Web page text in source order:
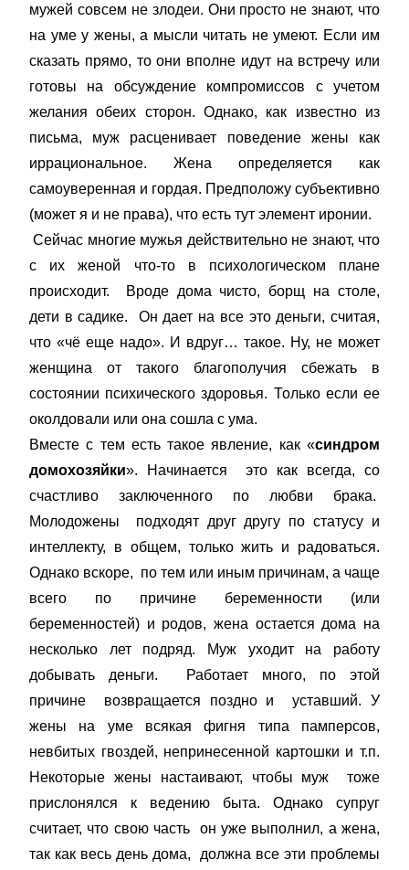
мужей совсем не злодеи. Они просто не знают, что
на уме у жены, а мысли читать не умеют. Если им
сказать прямо, то они вполне идут на встречу или
готовы на обсуждение компромиссов с учетом
желания обеих сторон. Однако, как известно из
письма, муж расценивает поведение жены как
иррациональное. Жена определяется как
самоуверенная и гордая. Предположу субъективно
(может я и не права), что есть тут элемент иронии.
Сейчас многие мужья действительно не знают, что
с их женой что-то в психологическом плане
происходит. Вроде дома чисто, борщ на столе,
дети в садике. Он дает на все это деньги, считая,
что «чё еще надо». И вдруг… такое. Ну, не может
женщина от такого благополучия сбежать в
состоянии психического здоровья. Только если ее
околдовали или она сошла с ума.
Вместе с тем есть такое явление, как «синдром
домохозяйки». Начинается это как всегда, со
счастливо заключенного по любви брака.
Молодожены подходят друг другу по статусу и
интеллекту, в общем, только жить и радоваться.
Однако вскоре, по тем или иным причинам, а чаще
всего по причине беременности (или
беременностей) и родов, жена остается дома на
несколько лет подряд. Муж уходит на работу
добывать деньги. Работает много, по этой
причине возвращается поздно и уставший. У
жены на уме всякая фигня типа памперсов,
невбитых гвоздей, непринесенной картошки и т.п.
Некоторые жены настаивают, чтобы муж тоже
прислонялся к ведению быта. Однако супруг
считает, что свою часть он уже выполнил, а жена,
так как весь день дома, должна все эти проблемы